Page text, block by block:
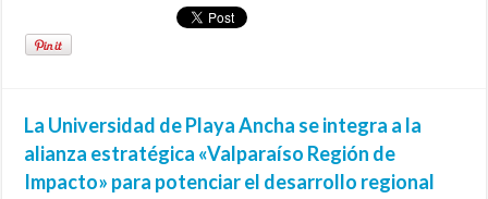
La Universidad de Playa Ancha se integra a la
alianza estratégica «Valparaíso Región de
Impacto» para potenciar el desarrollo regional